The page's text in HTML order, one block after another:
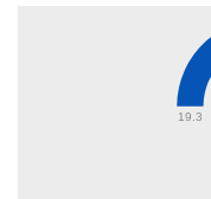
19.3